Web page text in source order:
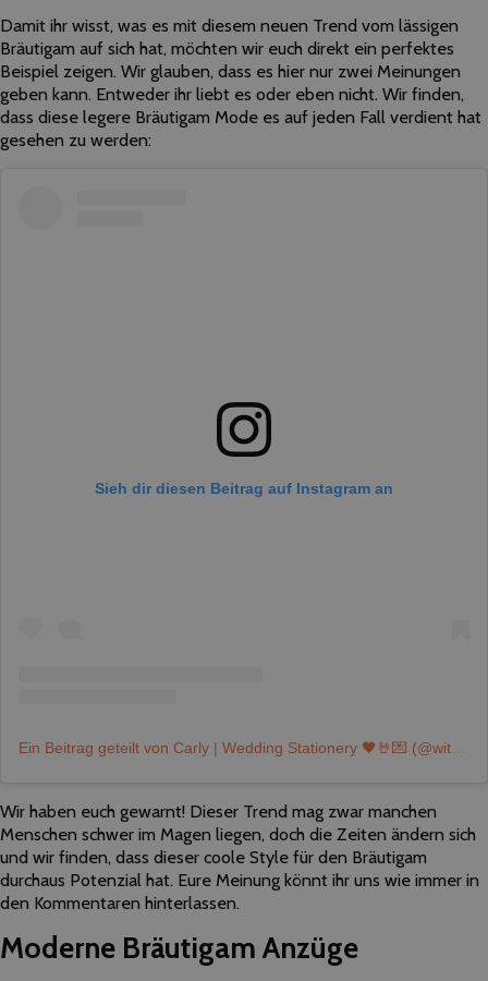
Damit ihr wisst, was es mit diesem neuen Trend vom lässigen
Bräutigam auf sich hat, möchten wir euch direkt ein perfektes
Beispiel zeigen. Wir glauben, dass es hier nur zwei Meinungen
geben kann. Entweder ihr liebt es oder eben nicht. Wir finden,
dass diese legere Bräutigam Mode es auf jeden Fall verdient hat
gesehen zu werden:
Sieh dir diesen Beitrag auf Instagram an
Wir haben euch gewarnt! Dieser Trend mag zwar manchen
Menschen schwer im Magen liegen, doch die Zeiten ändern sich
und wir finden, dass dieser coole Style für den Bräutigam
durchaus Potenzial hat. Eure Meinung könnt ihr uns wie immer in
den Kommentaren hinterlassen.
Moderne Bräutigam Anzüge